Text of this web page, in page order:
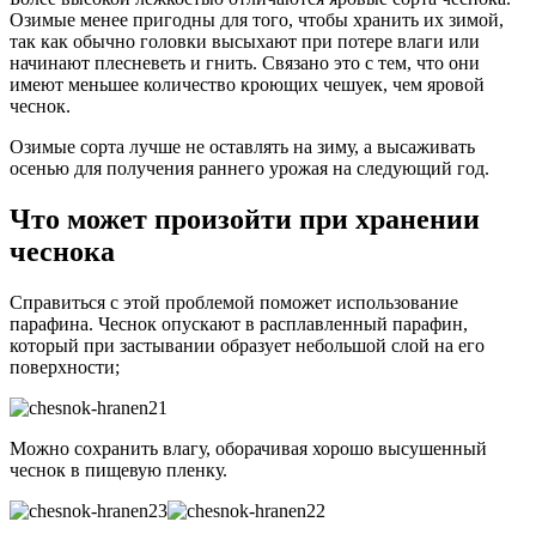
Озимые менее пригодны для того, чтобы хранить их зимой,
так как обычно головки высыхают при потере влаги или
начинают плесневеть и гнить. Связано это с тем, что они
имеют меньшее количество кроющих чешуек, чем яровой
чеснок.
Озимые сорта лучше не оставлять на зиму, а высаживать
осенью для получения раннего урожая на следующий год.
Что может произойти при хранении
чеснока
Справиться с этой проблемой поможет использование
парафина. Чеснок опускают в расплавленный парафин,
который при застывании образует небольшой слой на его
поверхности;
Можно сохранить влагу, оборачивая хорошо высушенный
чеснок в пищевую пленку.